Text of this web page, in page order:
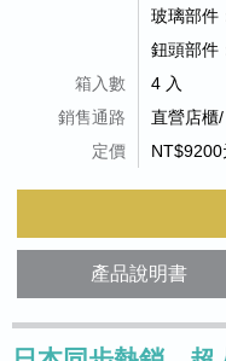
玻璃部件
鈕頭部件
箱入數
4 入
銷售通路
直營店櫃
定價
NT$9200
產品說明書